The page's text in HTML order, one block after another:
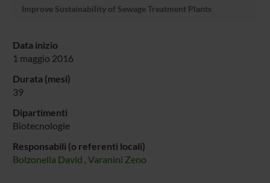
Improve Sustainability of Sewage Treatment Plants
Data inizio
1 maggio 2016
Durata (mesi)
39
Dipartimenti
Biotecnologie
Responsabili (o referenti locali)
Bolzonella David , Varanini Zeno